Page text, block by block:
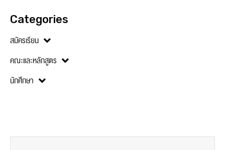
Categories
สมัครเรียน
คณะและหลักสูตร
นักศึกษา